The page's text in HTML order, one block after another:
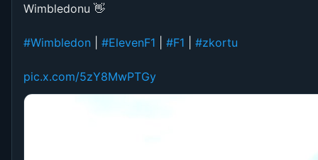
Wimbledonu 👋
#Wimbledon #ElevenF1 #F1 #zkortu
pic.x.com/5zY8MwPTGy